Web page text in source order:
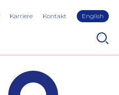
Karriere Kontakt English